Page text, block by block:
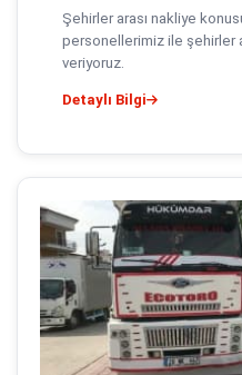
Şehirler arası nakliye
personellerimiz ile şehirler
veriyoruz.
Detaylı Bilgi